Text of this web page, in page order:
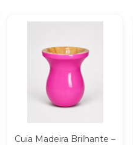
Cuia Madeira Brilhante –